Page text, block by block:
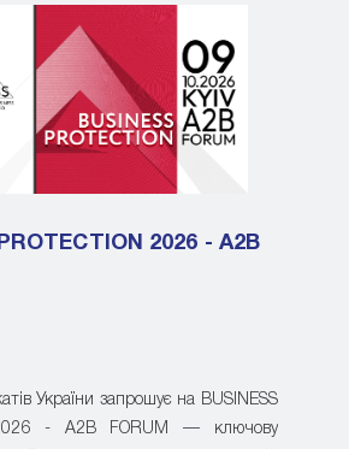
2026 - A2B
України запрошує на BUSINESS
2026 - A2B FORUM — ключову